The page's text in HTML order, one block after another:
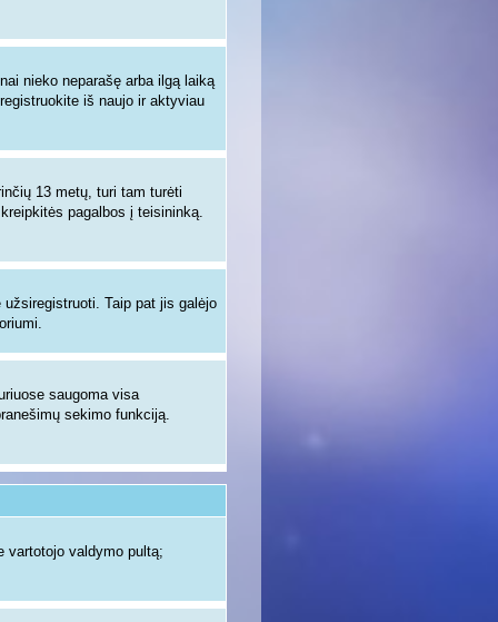
nieko neparašę arba ilgą laiką
iš naujo ir aktyviau
13 metų, turi tam turėti
pagalbos į teisininką.
Taip pat jis galėjo
saugoma visa
sekimo funkciją.
vartotojo valdymo pultą;